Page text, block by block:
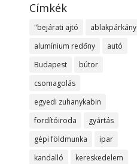
Címkék
"bejárati ajtó
ablakpárkány
alumínium redőny
autó
Budapest
bútor
csomagolás
egyedi zuhanykabin
fordítóiroda
gyártás
gépi földmunka
ipar
kandalló
kereskedelem